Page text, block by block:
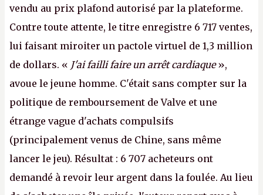
vendu au prix plafond autorisé par la plateforme.
Contre toute attente, le titre enregistre 6 717 ventes,
lui faisant miroiter un pactole virtuel de 1,3 million
de dollars. « J'ai failli faire un arrêt cardiaque»,
avoue le jeune homme. C'était sans compter sur la
politique de remboursement de Valve et une
étrange vague d'achats compulsifs
(principalement venus de Chine, sans même
lancer le jeu). Résultat : 6 707 acheteurs ont
demandé à revoir leur argent dans la foulée. Au lieu